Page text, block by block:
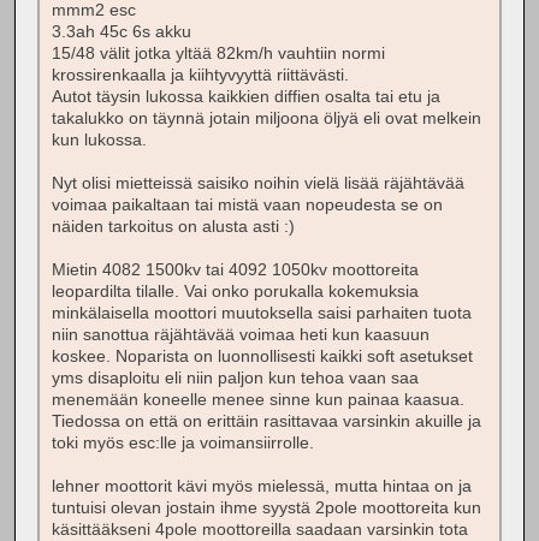
mmm2 esc
3.3ah 45c 6s akku
15/48 välit jotka yltää 82km/h vauhtiin normi
krossirenkaalla ja kiihtyvyyttä riittävästi.
Autot täysin lukossa kaikkien diffien osalta tai etu ja
takalukko on täynnä jotain miljoona öljyä eli ovat melkein
kun lukossa.
Nyt olisi mietteissä saisiko noihin vielä lisää räjähtävää
voimaa paikaltaan tai mistä vaan nopeudesta se on
näiden tarkoitus on alusta asti :)
Mietin 4082 1500kv tai 4092 1050kv moottoreita
leopardilta tilalle. Vai onko porukalla kokemuksia
minkälaisella moottori muutoksella saisi parhaiten tuota
niin sanottua räjähtävää voimaa heti kun kaasuun
koskee. Noparista on luonnollisesti kaikki soft asetukset
yms disaploitu eli niin paljon kun tehoa vaan saa
menemään koneelle menee sinne kun painaa kaasua.
Tiedossa on että on erittäin rasittavaa varsinkin akuille ja
toki myös esc:lle ja voimansiirrolle.
lehner moottorit kävi myös mielessä, mutta hintaa on ja
tuntuisi olevan jostain ihme syystä 2pole moottoreita kun
käsittääkseni 4pole moottoreilla saadaan varsinkin tota